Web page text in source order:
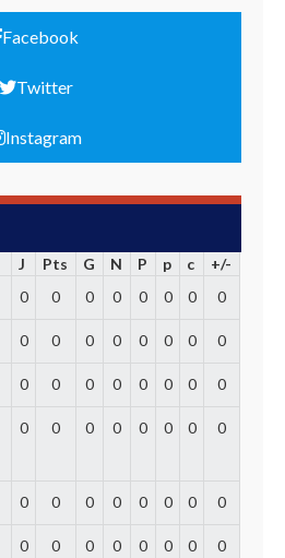
Facebook
Twitter
Instagram
J Pts G N P p c
+/-
0 0 0 0 0 0 0 0
0 0 0 0 0 0 0 0
0 0 0 0 0 0 0 0
0 0 0 0 0 0 0 0
0 0 0 0 0 0 0 0
0 0 0 0 0 0 0 0